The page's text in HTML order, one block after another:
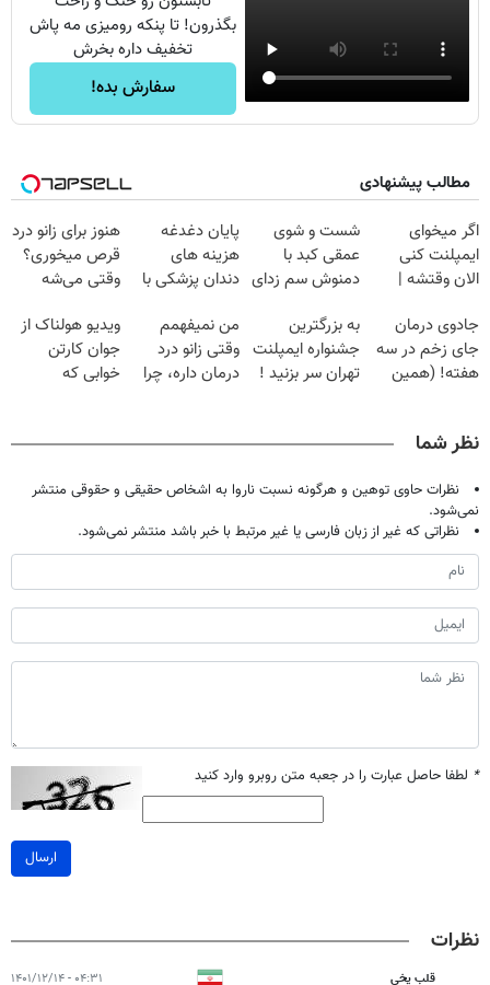
بگذرون! تا پنکه رومیزی مه پاش
تخفیف داره بخرش
سفارش بده!
مطالب پیشنهادی
اگر میخوای
ایمپلنت کنی
الان وقتشه |
میلیون تومان!!!
شست و شوی
عمقی کبد با
دمنوش سم زدای
پایان دغدغه
هزینه های
دندان پزشکی با
خانگی
هنوز برای زانو درد
قرص میخوری؟
وقتی می‌شه
درمانش کرد؟؟؟؟
جادوی درمان
جای زخم در سه
هفته! (همین
به بزرگترین
جشنواره ایمپلنت
تهران سر بزنید !
من نمیفهمم
وقتی زانو درد
درمان داره، چرا
ویدیو هولناک از
جوان کارتن
خوابی که
نظر شما
نظرات حاوی توهین و هرگونه نسبت ناروا به اشخاص حقیقی و حقوقی منتشر
نمی‌شود.
نظراتی که غیر از زبان فارسی یا غیر مرتبط با خبر باشد منتشر نمی‌شود.
* لطفا حاصل عبارت را در جعبه متن روبرو وارد کنید
ارسال
نظرات
قلب یخی ۰۴:۳۱ - ۱۴۰۱/۱۲/۱۴